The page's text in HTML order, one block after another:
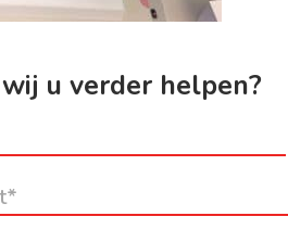
u verder helpen?